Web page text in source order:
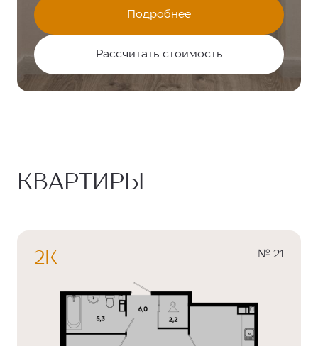
Подробнее
Рассчитать стоимость
КВАРТИРЫ
2К № 21